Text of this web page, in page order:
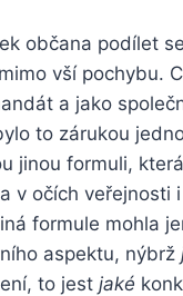
občana podílet
vší pochybu.
a jako
to zárukou
jinou formuli,
v očích
formule mohla
aspektu, nýbrž
to jest jaké